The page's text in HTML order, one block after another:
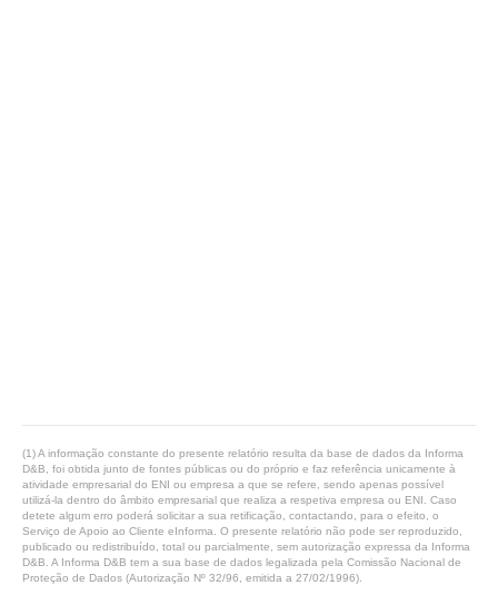
(1) A informação constante do presente relatório resulta da base de dados da Informa
D&B, foi obtida junto de fontes públicas ou do próprio e faz referência unicamente à
atividade empresarial do ENI ou empresa a que se refere, sendo apenas possível
utilizá-la dentro do âmbito empresarial que realiza a respetiva empresa ou ENI. Caso
detete algum erro poderá solicitar a sua retificação, contactando, para o efeito, o
Serviço de Apoio ao Cliente eInforma. O presente relatório não pode ser reproduzido,
publicado ou redistribuído, total ou parcialmente, sem autorização expressa da Informa
D&B. A Informa D&B tem a sua base de dados legalizada pela Comissão Nacional de
Proteção de Dados (Autorização Nº 32/96, emitida a 27/02/1996).